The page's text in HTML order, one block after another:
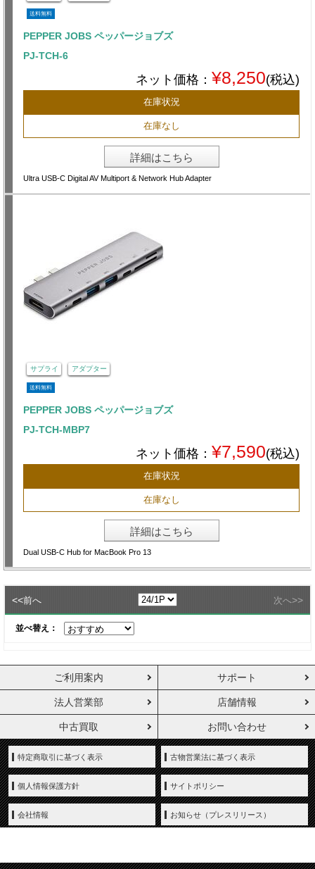
送料無料
PEPPER JOBS ペッパージョブズ
PJ-TCH-6
ネット価格： ¥8,250(税込)
在庫状況
在庫なし
詳細はこちら
Ultra USB-C Digital AV Multiport & Network Hub Adapter
サプライ アダプター
送料無料
PEPPER JOBS ペッパージョブズ
PJ-TCH-MBP7
ネット価格： ¥7,590(税込)
在庫状況
在庫なし
詳細はこちら
Dual USB-C Hub for MacBook Pro 13
<<前へ 次へ>>
並べ替え：
ご利用案内 サポート
法人営業部 店舗情報
中古買取 お問い合わせ
特定商取引に基づく表示 古物営業法に基づく表示
個人情報保護方針 サイトポリシー
会社情報 お知らせ（プレスリリース）